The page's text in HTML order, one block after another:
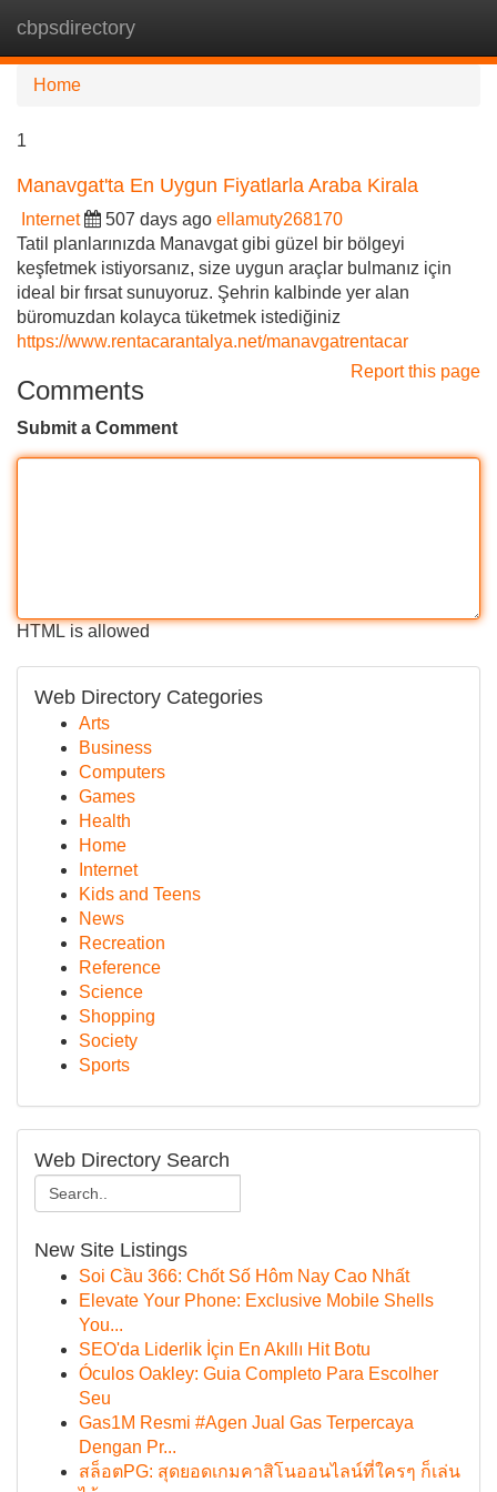
cbpsdirectory
Home
1
Manavgat'ta En Uygun Fiyatlarla Araba Kirala
Internet 507 days ago ellamuty268170
Tatil planlarınızda Manavgat gibi güzel bir bölgeyi
keşfetmek istiyorsanız, size uygun araçlar bulmanız için
ideal bir fırsat sunuyoruz. Şehrin kalbinde yer alan
büromuzdan kolayca tüketmek istediğiniz
https://www.rentacarantalya.net/manavgatrentacar
Report this page
Comments
Submit a Comment
HTML is allowed
Web Directory Categories
Arts
Business
Computers
Games
Health
Home
Internet
Kids and Teens
News
Recreation
Reference
Science
Shopping
Society
Sports
Web Directory Search
New Site Listings
Soi Cầu 366: Chốt Số Hôm Nay Cao Nhất
Elevate Your Phone: Exclusive Mobile Shells
You...
SEO'da Liderlik İçin En Akıllı Hit Botu
Óculos Oakley: Guia Completo Para Escolher
Seu
Gas1M Resmi #Agen Jual Gas Terpercaya
Dengan Pr...
สล็อตPG: สุดยอดเกมคาสิโนออนไลน์ที่ใครๆ ก็เล่น